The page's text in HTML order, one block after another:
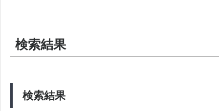
検索結果
検索結果